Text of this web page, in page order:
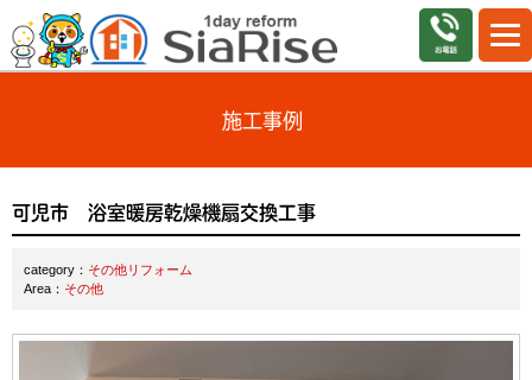
施工事例
可児市 浴室暖房乾燥機扇交換工事
category： その他リフォーム
Area： その他